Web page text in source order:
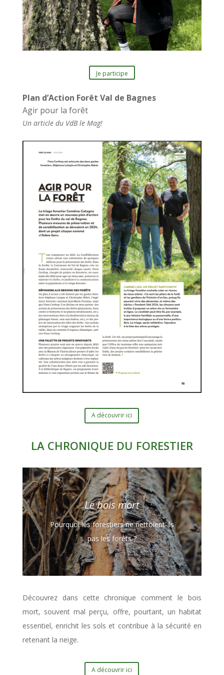
Je participe
Plan d’Action Forêt Val de Bagnes
Agir pour la forêt
Un article du VdB le Mag!
A découvrir ici
LA CHRONIQUE DU FORESTIER
Le bois mort
Pourquoi les forestiers ne nettoient-ils
pas les forêts ?
Découvrez dans cette chronique comment le bois
mort, souvent mal perçu, offre, pourtant, un habitat
essentiel, enrichit les sols et contribue à la sécurité en
retenant la neige.
A découvrir ici